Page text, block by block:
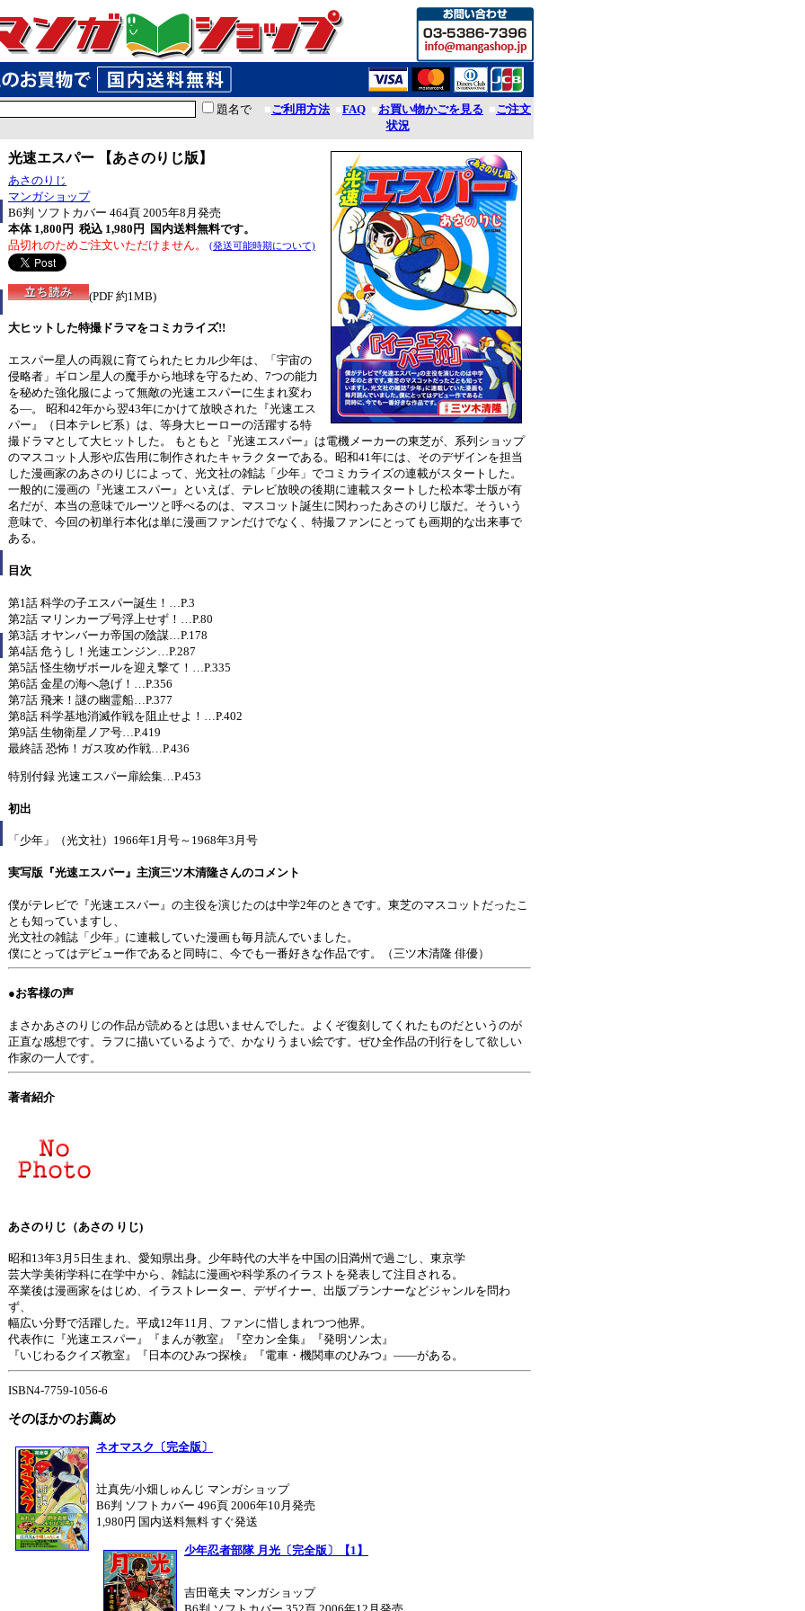
題名で ■ご利用方法■FAQ ■お買い物かごを見る ■ご注文
状況
光速エスパー 【あさのりじ版】
あさのりじ
マンガショップ
B6判 ソフトカバー 464頁 2005年8月発売
本体 1,800円 税込 1,980円
国内送料無料です。
品切れのためご注文いただけません。
(発送可能時期について)
(PDF 約1MB)
大ヒットした特撮ドラマをコミカライズ!!
エスパー星人の両親に育てられたヒカル少年は、「宇宙の
侵略者」ギロン星人の魔手から地球を守るため、7つの能力
を秘めた強化服によって無敵の光速エスパーに生まれ変わ
る―。 昭和42年から翌43年にかけて放映された『光速エス
パー』（日本テレビ系）は、等身大ヒーローの活躍する特
撮ドラマとして大ヒットした。 もともと『光速エスパー』は電機メーカーの東芝が、系列ショップ
のマスコット人形や広告用に制作されたキャラクターである。昭和41年には、そのデザインを担当
した漫画家のあさのりじによって、光文社の雑誌「少年」でコミカライズの連載がスタートした。
一般的に漫画の『光速エスパー』といえば、テレビ放映の後期に連載スタートした松本零士版が有
名だが、本当の意味でルーツと呼べるのは、マスコット誕生に関わったあさのりじ版だ。そういう
意味で、今回の初単行本化は単に漫画ファンだけでなく、特撮ファンにとっても画期的な出来事で
ある。
目次
第1話 科学の子エスパー誕生！…P.3
第2話 マリンカープ号浮上せず！…P.80
第3話 オヤンバーカ帝国の陰謀…P.178
第4話 危うし！光速エンジン…P.287
第5話 怪生物ザボールを迎え撃て！…P.335
第6話 金星の海へ急げ！…P.356
第7話 飛来！謎の幽霊船…P.377
第8話 科学基地消滅作戦を阻止せよ！…P.402
第9話 生物衛星ノア号…P.419
最終話 恐怖！ガス攻め作戦…P.436
特別付録 光速エスパー扉絵集…P.453
初出
「少年」（光文社）1966年1月号～1968年3月号
実写版『光速エスパー』主演三ツ木清隆さんのコメント
僕がテレビで『光速エスパー』の主役を演じたのは中学2年のときです。東芝のマスコットだったこ
とも知っていますし、
光文社の雑誌「少年」に連載していた漫画も毎月読んでいました。
僕にとってはデビュー作であると同時に、今でも一番好きな作品です。（三ツ木清隆 俳優）
●お客様の声
まさかあさのりじの作品が読めるとは思いませんでした。よくぞ復刻してくれたものだというのが
正直な感想です。ラフに描いているようで、かなりうまい絵です。ぜひ全作品の刊行をして欲しい
作家の一人です。
著者紹介
あさのりじ（あさの りじ)
昭和13年3月5日生まれ、愛知県出身。少年時代の大半を中国の旧満州で過ごし、東京学
芸大学美術学科に在学中から、雑誌に漫画や科学系のイラストを発表して注目される。
卒業後は漫画家をはじめ、イラストレーター、デザイナー、出版プランナーなどジャンルを問わ
ず、
幅広い分野で活躍した。平成12年11月、ファンに惜しまれつつ他界。
代表作に『光速エスパー』『まんが教室』『空カン全集』『発明ソン太』
『いじわるクイズ教室』『日本のひみつ探検』『電車・機関車のひみつ』――がある。
ISBN4-7759-1056-6
そのほかのお薦め
ネオマスク〔完全版〕
辻真先/小畑しゅんじ マンガショップ
B6判 ソフトカバー 496頁 2006年10月発売
1,980円 国内送料無料 すぐ発送
少年忍者部隊 月光〔完全版〕【1】
吉田竜夫 マンガショップ